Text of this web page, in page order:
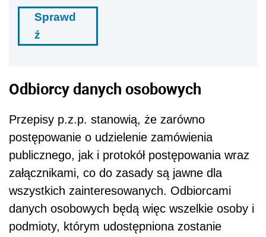
Sprawd
ź
Odbiorcy danych osobowych
Przepisy p.z.p. stanowią, że zarówno
postępowanie o udzielenie zamówienia
publicznego, jak i protokół postępowania wraz
załącznikami, co do zasady są jawne dla
wszystkich zainteresowanych. Odbiorcami
danych osobowych będą więc wszelkie osoby i
podmioty, którym udostępniona zostanie